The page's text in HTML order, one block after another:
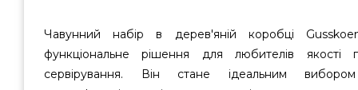
Чавунний набір в дерев'яній коробці
функціональне рішення для любителів якості
сервірування. Він стане ідеальним